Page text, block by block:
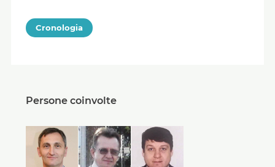
Cronologia
Persone coinvolte